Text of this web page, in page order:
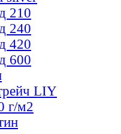
210
240
420
600
LIY
г/м2